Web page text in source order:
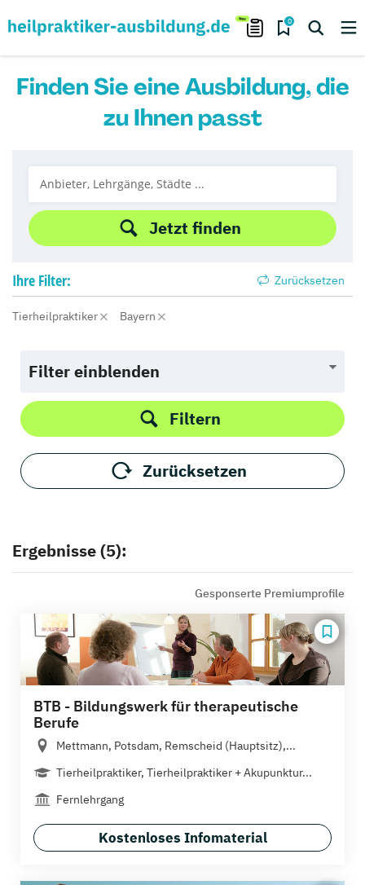
0
Finden Sie eine Ausbildung, die
zu Ihnen passt
Jetzt finden
Ihre Filter: Zurücksetzen
Tierheilpraktiker Bayern
Filter einblenden
Filtern
Zurücksetzen
Ergebnisse (5):
Gesponserte Premiumprofile
BTB - Bildungswerk für therapeutische
Berufe
Mettmann, Potsdam, Remscheid (Hauptsitz),...
Tierheilpraktiker, Tierheilpraktiker + Akupunktur...
Fernlehrgang
Kostenloses Infomaterial